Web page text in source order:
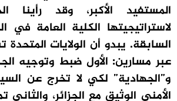
المستفيد الأكبر، وقد رأينا
لاستراتيجيتها الكلية العامة في
السابقة. يبدو أن الولايات
عبر مسارين: الأول ضبط وتوجيه
و”الجهادية” لكي لا تخرج عن
الأمني الوثيق مع الجزائر،